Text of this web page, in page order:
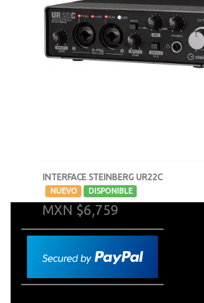
INTERFACE STEINBERG UR22C
NUEVO DISPONIBLE
MXN $6,759